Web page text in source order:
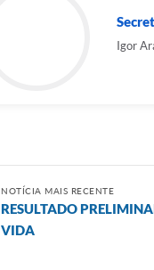
Igor
NOTÍCIA MAIS RECENTE
RESULTADO
VIDA